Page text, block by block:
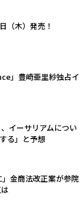
（木）発売！
」豊崎亜里紗独占イ
イーサリアムについ
る」と予想
」金商法改正案が参院